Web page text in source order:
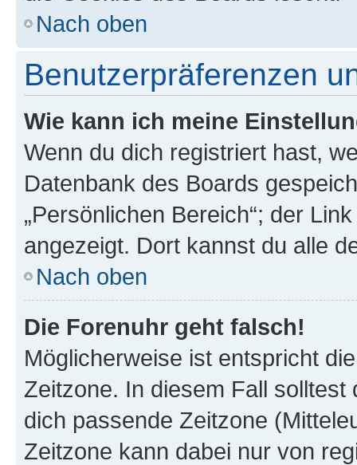
Nach oben
Benutzerpräferenzen
Wie kann ich meine
Wenn du dich registriert hast,
Datenbank des Boards
„Persönlichen Bereich“; der
angezeigt. Dort kannst du alle
Nach oben
Die Forenuhr geht falsch!
Möglicherweise ist entspricht
Zeitzone. In diesem Fall solltest
dich passende Zeitzone
Zeitzone kann dabei nur von